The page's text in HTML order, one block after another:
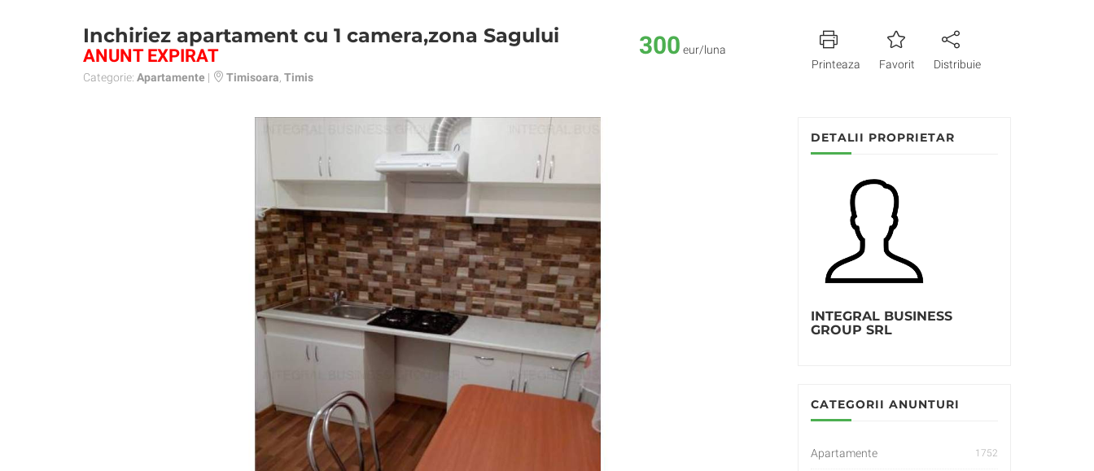
Inchiriez apartament cu 1 camera,zona Sagului
ANUNT EXPIRAT
Categorie: Apartamente | Timisoara Timis
300 eur/luna
Printeaza
Favorit Distribuie
DETALII PROPRIETAR
INTEGRAL BUSINESS
GROUP SRL
CATEGORII ANUNTURI
Apartamente 1752